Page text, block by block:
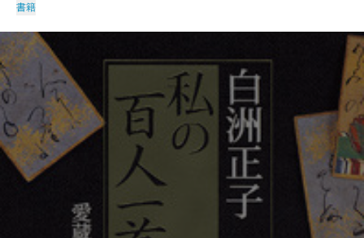
書籍